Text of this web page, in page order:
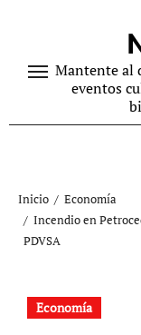
contenidoMantente al
eventos
Inicio
Economía
Incendio en
PDVSA
Economía